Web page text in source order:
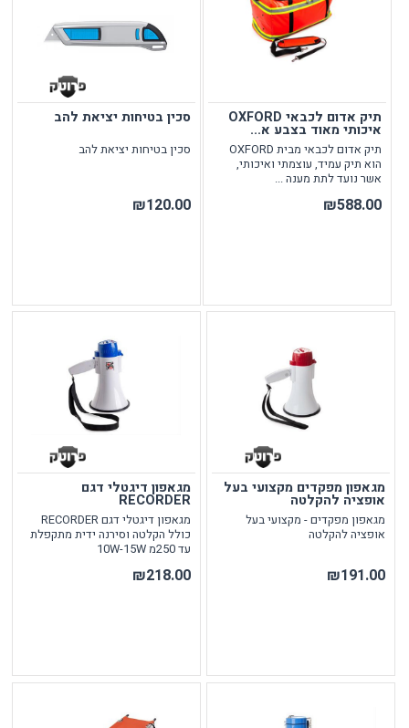
תיק אדום לכבאי OXFORD
איכותי מאוד בצבע א...
תיק אדום לכבאי מבית OXFORD
הוא תיק עמיד, עוצמתי ואיכותי,
אשר נועד לתת מענה ...
₪588.00
סכין בטיחות יציאת להב
סכין בטיחות יציאת להב
₪120.00
מגאפון מפקדים מקצועי בעל
אופציה להקלטה
מגאפון מפקדים - מקצועי בעל
אופציה להקלטה
₪191.00
מגאפון דיגטלי דגם
RECORDER
מגאפון דיגטלי דגם RECORDER
כולל הקלטה וסירנה ידית מתקפלת
עד 250מ 10W-15W
₪218.00